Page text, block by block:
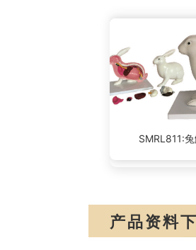
SMRL811:
产品资料